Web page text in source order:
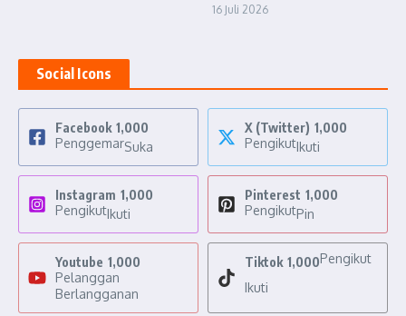
16 Juli 2026
Social Icons
Facebook 1,000
PenggemarSuka
X (Twitter) 1,000
PengikutIkuti
Instagram 1,000
PengikutIkuti
Pinterest 1,000
PengikutPin
Youtube 1,000
Pelanggan
Berlangganan
Tiktok 1,000Pengikut
Ikuti